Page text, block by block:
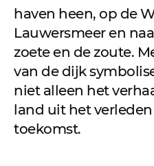
haven heen, op de
Lauwersmeer en
zoete en de zoute.
van de dijk
niet alleen het
land uit het
toekomst.